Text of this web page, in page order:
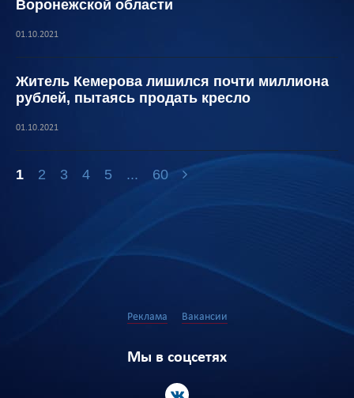
Воронежской области
01.10.2021
Житель Кемерова лишился почти миллиона
рублей, пытаясь продать кресло
01.10.2021
1 2 3 4 5 ... 60
Реклама Вакансии
Мы в соцсетях